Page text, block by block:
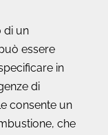
di un
essere
in
di
consente un
che